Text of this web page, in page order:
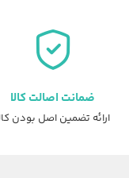
ضمانت اصالت کالا
ارائه تضمین اصل بودن